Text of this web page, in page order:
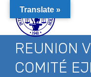
REUNION
COMITÉ
Translate »